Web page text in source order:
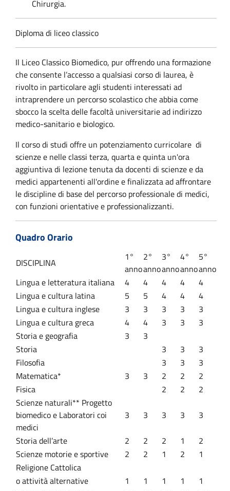
Chirurgia.
Diploma di liceo classico
Il Liceo Classico Biomedico, pur offrendo una formazione
che consente l’accesso a qualsiasi corso di laurea, è
rivolto in particolare agli studenti interessati ad
intraprendere un percorso scolastico che abbia come
sbocco la scelta delle facoltà universitarie ad indirizzo
medico-sanitario e biologico.
Il corso di studi offre un potenziamento curricolare di
scienze e nelle classi terza, quarta e quinta un'ora
aggiuntiva di lezione tenuta da docenti di scienze e da
medici appartenenti all'ordine e finalizzata ad affrontare
le discipline di base del percorso professionale di medici,
con funzioni orientative e professionalizzanti.
Quadro Orario
DISCIPLINA
1°
anno
2°
anno
3°
anno
4°
anno
5°
anno
Lingua e letteratura italiana
4 4 4 4
4
Lingua e cultura latina
5 5 4 4
4
Lingua e cultura inglese
3 3 3 3
3
Lingua e cultura greca
4 4 3 3
3
Storia e geografia
3
3
Storia
3 3
3
Filosofia
3 3
3
Matematica*
3 3 2 2
2
Fisica
2 2
2
Scienze naturali** Progetto
biomedico e Laboratori coi
medici
3 3 3 3 3
Storia dell’arte 2 2 2 1
2
Scienze motorie e sportive
2 2 1 2
1
Religione Cattolica
o attività alternative
1 1 1 1
1